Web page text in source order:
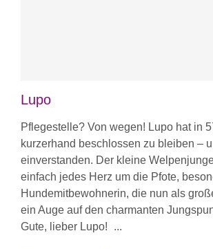
Lupo
Pflegestelle? Von wegen! Lupo hat in
kurzerhand beschlossen zu bleiben –
einverstanden. Der kleine
einfach jedes Herz um die Pfote,
Hundemitbewohnerin, die nun als
ein Auge auf den charmanten
Gute, lieber Lupo!